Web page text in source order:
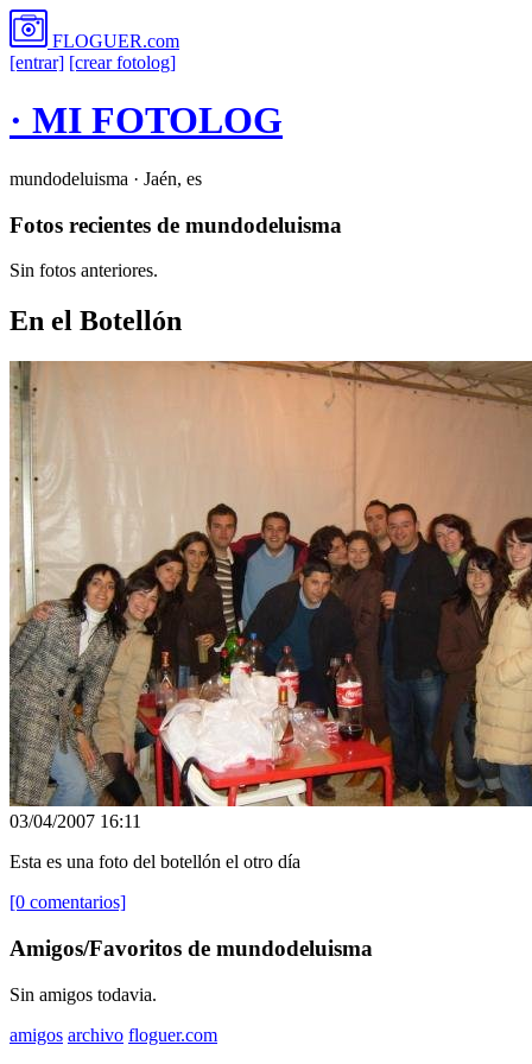
FLOGUER.com
[entrar] [crear fotolog]
· MI FOTOLOG
mundodeluisma · Jaén, es
Fotos recientes de mundodeluisma
Sin fotos anteriores.
En el Botellón
03/04/2007 16:11
Esta es una foto del botellón el otro día
[0 comentarios]
Amigos/Favoritos de mundodeluisma
Sin amigos todavia.
amigos archivo floguer.com